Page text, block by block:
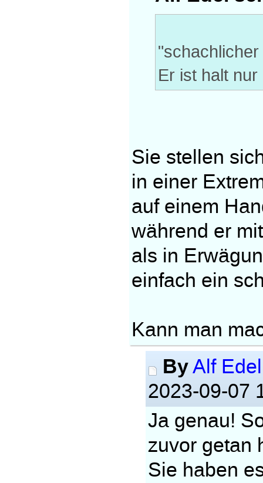
Er ist halt
Sie stellen
in einer
auf einem
während er
als in
einfach ein
Kann man
ByAlf Edel
2023-09-07
Ja genau!
zuvor getan
Sie haben